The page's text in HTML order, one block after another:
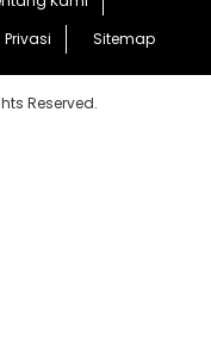
Sitemap
Reserved.